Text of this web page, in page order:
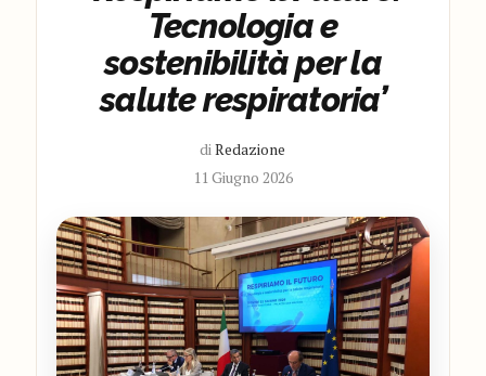
Tecnologia e
sostenibilità per la
salute respiratoria’
diRedazione
11 Giugno 2026